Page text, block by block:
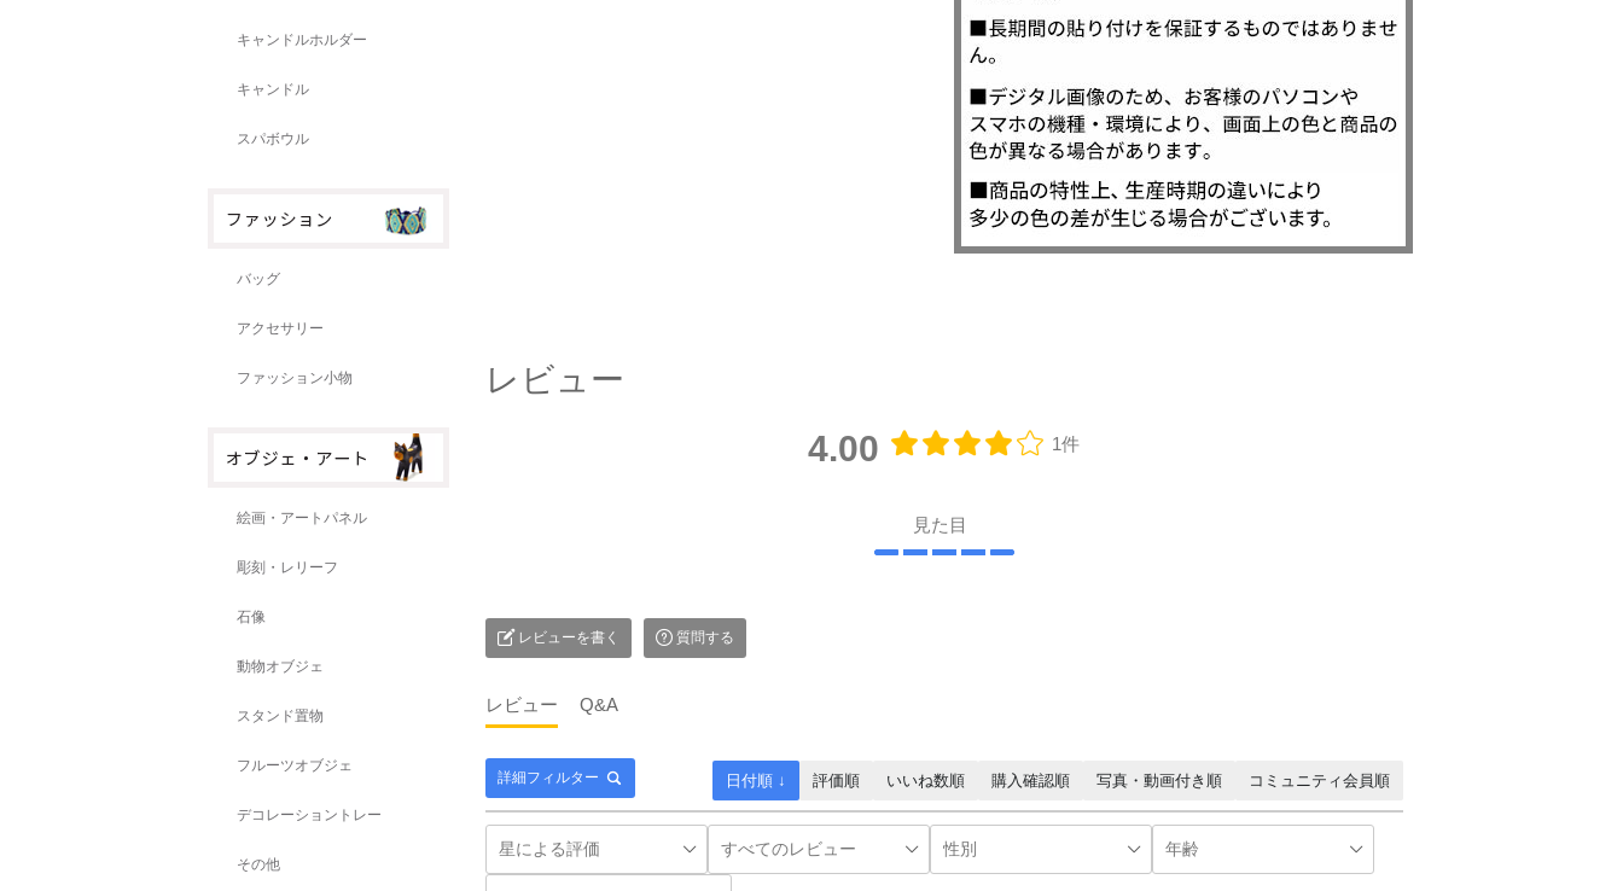
キャンドルホルダー
キャンドル
スパボウル
バッグ
アクセサリー
ファッション小物
絵画・アートパネル
彫刻・レリーフ
石像
動物オブジェ
スタンド置物
フルーツオブジェ
デコレーショントレー
その他
レビュー
4.00 1件
見た目
レビューを書く 質問する
レビュー Q&A
詳細フィルター 日付順 ↓ 評価順 いいね数順 購入確認順 写真・動画付き順 コミュニティ会員順